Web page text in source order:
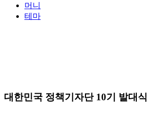
머니
테마
대한민국 정책기자단 10기 발대식